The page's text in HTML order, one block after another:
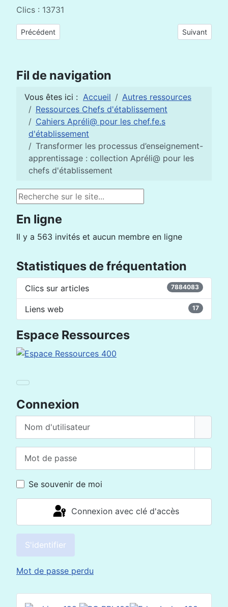
Espace Ressources
Connexion
Se souvenir de moi
Connexion avec clé d'accès
S'identifier
Mot de passe perdu
Clics : 13731
Article précédent : Perspective sur la gouvernance
Précédent Article
Suivant
Fil de navigation
Vous êtes ici : Accueil
Autres ressources
Ressources Chefs d'établissement
Cahiers Apréli@ pour les chef.fe.s
d'établissement
Transformer les processus d’enseignement-
apprentissage : collection Apréli@ pour les
chefs d'établissement
Rechercher
En ligne
Il y a 563 invités et aucun membre en ligne
Statistiques de fréquentation
Clics sur articles 7884083
Liens web 17